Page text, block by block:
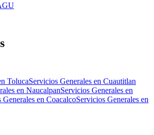
TolucaServicios Generales en Cuautitlan
en NaucalpanServicios Generales en
Generales en CoacalcoServicios Generales en